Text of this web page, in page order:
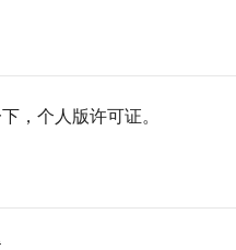
，个人版许可证。